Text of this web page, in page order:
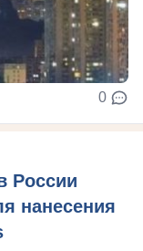
0
России
нанесения